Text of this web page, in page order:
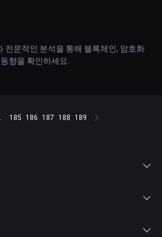
전문적인 분석을 통해 블록체인, 암호화
향을 확인하세요.
185 186 187 188 189